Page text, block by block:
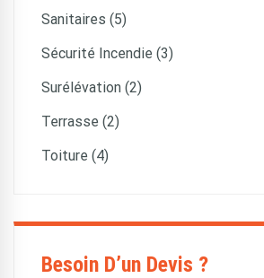
Sanitaires (5)
Sécurité Incendie (3)
Surélévation (2)
Terrasse (2)
Toiture (4)
Besoin D’un Devis ?